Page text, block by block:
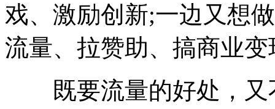
戏、激励创新;一边又想
流量、拉赞助、搞商业变
既要流量的好处，又